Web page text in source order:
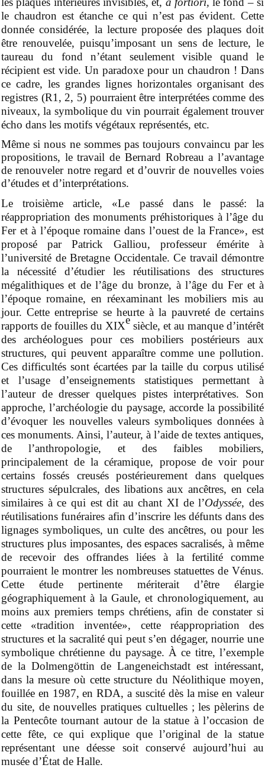
le chaudron est étanche ce qui n’est pas évident. Cette
donnée considérée, la lecture proposée des plaques doit
être renouvelée, puisqu’imposant un sens de lecture, le
taureau du fond n’étant seulement visible quand le
récipient est vide. Un paradoxe pour un chaudron ! Dans
ce cadre, les grandes lignes horizontales organisant des
registres (R1, 2, 5) pourraient être interprétées comme des
niveaux, la symbolique du vin pourrait également trouver
écho dans les motifs végétaux représentés, etc.
Même si nous ne sommes pas toujours convaincu par les
propositions, le travail de Bernard Robreau a l’avantage
de renouveler notre regard et d’ouvrir de nouvelles voies
d’études et d’interprétations.
Le troisième article, «Le passé dans le passé: la
réappropriation des monuments préhistoriques à l’âge du
Fer et à l’époque romaine dans l’ouest de la France», est
proposé par Patrick Galliou, professeur émérite à
l’université de Bretagne Occidentale. Ce travail démontre
la nécessité d’étudier les réutilisations des structures
mégalithiques et de l’âge du bronze, à l’âge du Fer et à
l’époque romaine, en réexaminant les mobiliers mis au
jour. Cette entreprise se heurte à la pauvreté de certains
rapports de fouilles du XIXesiècle, et au manque d’intérêt
des archéologues pour ces mobiliers postérieurs aux
structures, qui peuvent apparaître comme une pollution.
Ces difficultés sont écartées par la taille du corpus utilisé
et l’usage d’enseignements statistiques permettant à
l’auteur de dresser quelques pistes interprétatives. Son
approche, l’archéologie du paysage, accorde la possibilité
d’évoquer les nouvelles valeurs symboliques données à
ces monuments. Ainsi, l’auteur, à l’aide de textes antiques,
de l’anthropologie, et des faibles mobiliers,
principalement de la céramique, propose de voir pour
certains fossés creusés postérieurement dans quelques
structures sépulcrales, des libations aux ancêtres, en cela
similaires à ce qui est dit au chant XI de l’Odyssée, des
réutilisations funéraires afin d’inscrire les défunts dans des
lignages symboliques, un culte des ancêtres, ou pour les
structures plus imposantes, des espaces sacralisés, à même
de recevoir des offrandes liées à la fertilité comme
pourraient le montrer les nombreuses statuettes de Vénus.
Cette étude pertinente mériterait d’être élargie
géographiquement à la Gaule, et chronologiquement, au
moins aux premiers temps chrétiens, afin de constater si
cette «tradition inventée», cette réappropriation des
structures et la sacralité qui peut s’en dégager, nourrie une
symbolique chrétienne du paysage. À ce titre, l’exemple
de la Dolmengöttin de Langeneichstadt est intéressant,
dans la mesure où cette structure du Néolithique moyen,
fouillée en 1987, en RDA, a suscité dès la mise en valeur
du site, de nouvelles pratiques cultuelles ; les pèlerins de
la Pentecôte tournant autour de la statue à l’occasion de
cette fête, ce qui explique que l’original de la statue
représentant une déesse soit conservé aujourd’hui au
musée d’État de Halle.